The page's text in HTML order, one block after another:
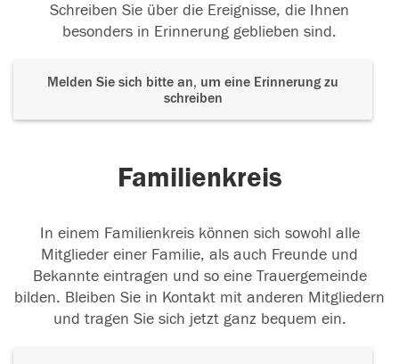
Schreiben Sie über die Ereignisse, die Ihnen
besonders in Erinnerung geblieben sind.
Melden Sie sich bitte an, um eine Erinnerung zu
schreiben
Familienkreis
In einem Familienkreis können sich sowohl alle
Mitglieder einer Familie, als auch Freunde und
Bekannte eintragen und so eine Trauergemeinde
bilden. Bleiben Sie in Kontakt mit anderen Mitgliedern
und tragen Sie sich jetzt ganz bequem ein.